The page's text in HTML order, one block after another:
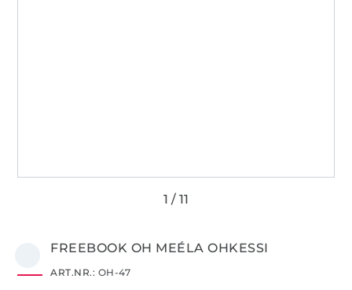
FREEBOOK OH MEÉLA OHKESSI
ART.NR.: OH-47